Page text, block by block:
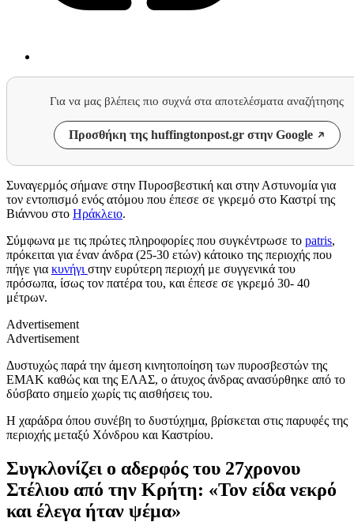
Για να μας βλέπεις πιο συχνά στα αποτελέσματα αναζήτησης
Προσθήκη της huffingtonpost.gr στην Google
Συναγερμός σήμανε στην Πυροσβεστική και στην Αστυνομία για
τον εντοπισμό ενός ατόμου που έπεσε σε γκρεμό στο Καστρί της
Βιάννου στο Ηράκλειο.
Σύμφωνα με τις πρώτες πληροφορίες που συγκέντρωσε το patris,
πρόκειται για έναν άνδρα (25-30 ετών) κάτοικο της περιοχής που
πήγε για κυνήγι στην ευρύτερη περιοχή με συγγενικά του
πρόσωπα, ίσως τον πατέρα του, και έπεσε σε γκρεμό 30- 40
μέτρων.
Advertisement
Advertisement
Δυστυχώς παρά την άμεση κινητοποίηση των πυροσβεστών της
ΕΜΑΚ καθώς και της ΕΛΑΣ, ο άτυχος άνδρας ανασύρθηκε από το
δύσβατο σημείο χωρίς τις αισθήσεις του.
Η χαράδρα όπου συνέβη το δυστύχημα, βρίσκεται στις παρυφές της
περιοχής μεταξύ Χόνδρου και Καστρίου.
Συγκλονίζει ο αδερφός του 27χρονου
Στέλιου από την Κρήτη: «Τον είδα νεκρό
και έλεγα ήταν ψέμα»